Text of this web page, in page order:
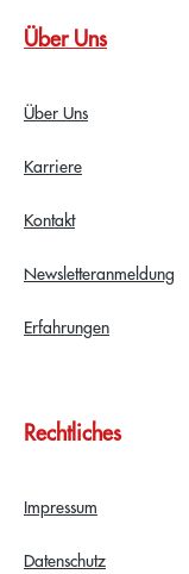
Über Uns
Über Uns
Karriere
Kontakt
Newsletteranmeldung
Erfahrungen
Rechtliches
Impressum
Datenschutz